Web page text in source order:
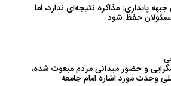
پایداری: مذاکره نتیجه‌ای ندارد، اما
حفظ شود
و حضور میدانی مردم مبعوث شده،
وحدت مورد اشاره امام جامعه